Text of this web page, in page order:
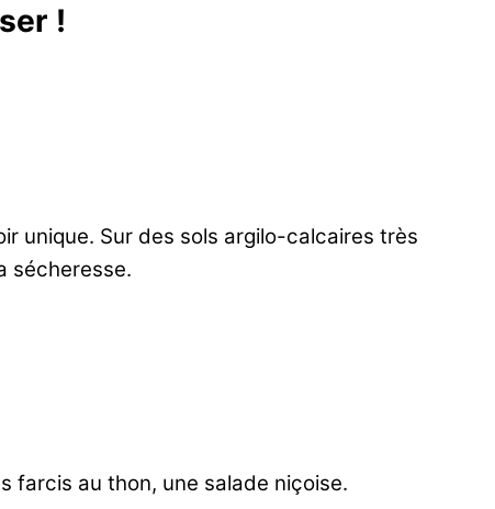
!
unique. Sur des sols argilo-calcaires très
sécheresse.
farcis au thon, une salade niçoise.